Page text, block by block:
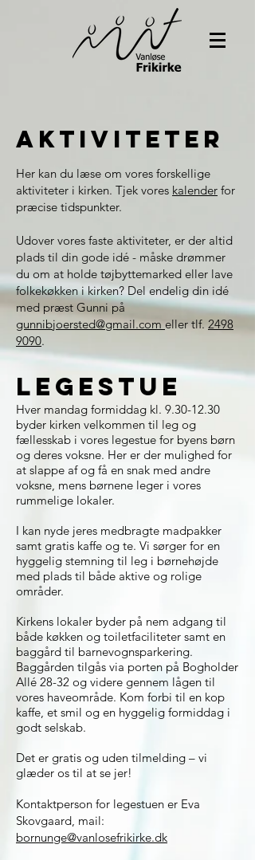
Aktiviteter
Her kan du læse om vores forskellige
aktiviteter i kirken. Tjek vores kalender for
præcise tidspunkter.
Udover vores faste aktiviteter, er der altid
plads til din gode idé - måske drømmer
du om at holde tøjbyttemarked eller lave
folkekøkken i kirken? Del endelig din idé
med præst Gunni på
gunnibjoersted@gmail.comeller tlf. 2498
9090.
legestue
Hver mandag formiddag kl. 9.30-12.30
byder kirken velkommen til leg og
fællesskab i vores legestue for byens børn
og deres voksne. Her er der mulighed for
at slappe af og få en snak med andre
voksne, mens børnene leger i vores
rummelige lokaler.
I kan nyde jeres medbragte madpakker
samt gratis kaffe og te. Vi sørger for en
hyggelig stemning til leg i børnehøjde
med plads til både aktive og rolige
områder.
Kirkens lokaler byder på nem adgang til
både køkken og toiletfaciliteter samt en
baggård til barnevognsparkering.
Baggården tilgås via porten på Bogholder
Allé 28-32 og videre gennem lågen til
vores haveområde. Kom forbi til en kop
kaffe, et smil og en hyggelig formiddag i
godt selskab.
Det er gratis og uden tilmelding – vi
glæder os til at se jer!
Kontaktperson for legestuen er Eva
Skovgaard, mail:
bornunge@vanlosefrikirke.dk